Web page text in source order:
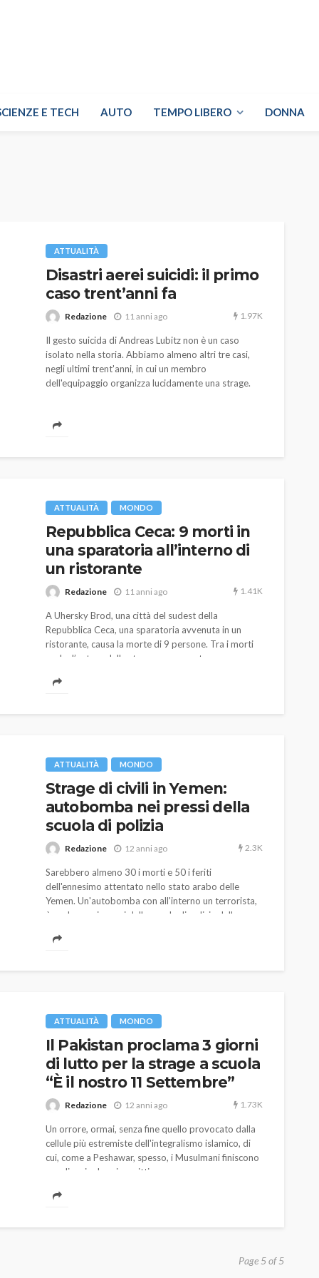
E TECH AUTO TEMPO LIBERO DONNA
ATTUALITÀ
Disastri aerei suicidi: il primo
caso trent’anni fa
Redazione 11 anni ago 1.97K
Il gesto suicida di Andreas Lubitz non è un caso
isolato nella storia. Abbiamo almeno altri tre casi,
negli ultimi trent'anni, in cui un membro
dell'equipaggio organizza lucidamente una strage.
ATTUALITÀ MONDO
Repubblica Ceca: 9 morti in
una sparatoria all’interno di
un ristorante
Redazione 11 anni ago 1.41K
A Uhersky Brod, una città del sudest della
Repubblica Ceca, una sparatoria avvenuta in un
ristorante, causa la morte di 9 persone. Tra i morti
anche l’autore della strage, un sessantenne con
in televisione.
ATTUALITÀ MONDO
Strage di civili in Yemen:
autobomba nei pressi della
scuola di polizia
Redazione 12 anni ago 2.3K
Sarebbero almeno 30 i morti e 50 i feriti
dell'ennesimo attentato nello stato arabo delle
Yemen. Un'autobomba con all'interno un terrorista,
è esplosa nei pressi della scuola di polizia della
non definitivi.
ATTUALITÀ MONDO
Il Pakistan proclama 3 giorni
di lutto per la strage a scuola
“È il nostro 11 Settembre”
Redazione 12 anni ago 1.73K
Un orrore, ormai, senza fine quello provocato dalla
cellule più estremiste dell'integralismo islamico, di
cui, come a Peshawar, spesso, i Musulmani finiscono
per divenire le prime vittime.
Page 5 of 5
prato
784
Davis: tennis mondiale e
passione per
l’automobilismo
abbracciano la stessa causa
god 9 mesi ago